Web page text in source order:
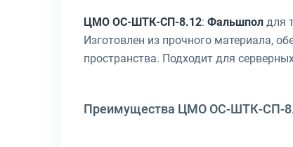
ЦМО ОС-ШТК-СП-8.12: Фальшпол для
Изготовлен из прочного материала,
пространства. Подходит для
Преимущества ЦМО ОС-ШТК-СП-